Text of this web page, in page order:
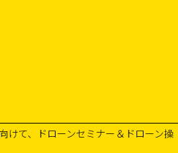
けて、ドローンセミナー＆ドローン操